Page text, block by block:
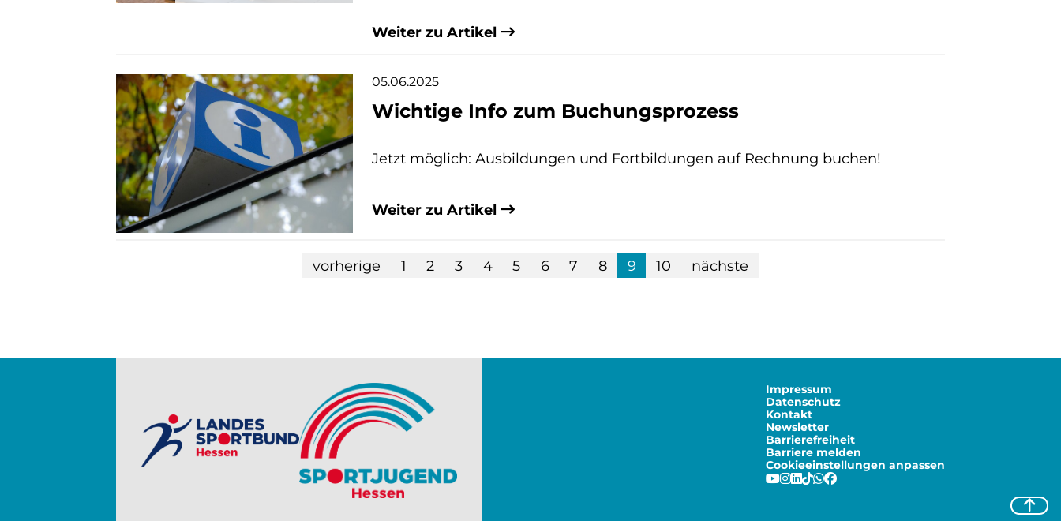
Weiter zu Artikel
05.06.2025
Wichtige Info zum Buchungsprozess
Jetzt möglich: Ausbildungen und Fortbildungen auf Rechnung buchen!
Weiter zu Artikel
vorherige 1 2 3 4 5 6 7 8 9 10 nächste
Impressum
Datenschutz
Kontakt
Newsletter
Barrierefreiheit
Barriere melden
Cookieeinstellungen anpassen